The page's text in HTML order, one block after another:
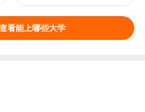
看能上哪些大学